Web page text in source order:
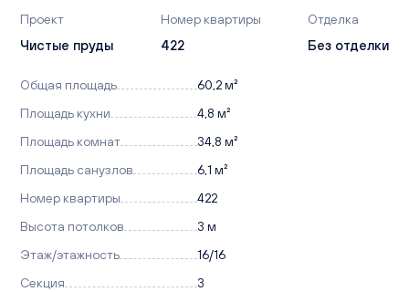
Проект
Чистые пруды
Номер квартиры
422
Отделка
Без отделки
Общая площадь
60,2 м²
Площадь кухни
4,8 м²
Площадь комнат
34,8 м²
Площадь санузлов
6,1 м²
Номер квартиры
422
Высота потолков
3 м
Этаж/этажность
16/16
Секция
3